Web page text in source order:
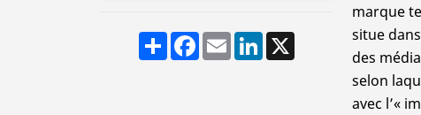
ShareFacebook
EmailLinkedIn
X
marque
situe
des
selon
avec l’«